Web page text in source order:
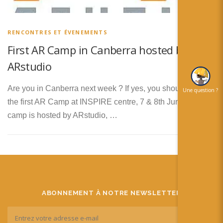
RENCONTRES ET ÉVENEMENTS
First AR Camp in Canberra hosted by
ARstudio
Are you in Canberra next week ? If yes, you should go to
the first AR Camp at INSPIRE centre, 7 & 8th June! This
camp is hosted by ARstudio, …
ABONNEMENT À NOTRE NEWSLETTER
Une question ?